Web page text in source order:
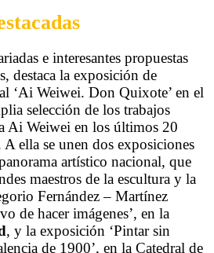
e interesantes propuestas
destaca la exposición de
‘Ai Weiwei. Don Quixote’ en el
selección de los trabajos
Ai Weiwei en los últimos 20
A ella se unen dos exposiciones
artístico nacional, que
maestros de la escultura y la
Fernández – Martínez
de hacer imágenes’, en la
, y la exposición ‘Pintar sin
de 1900’, en la Catedral de